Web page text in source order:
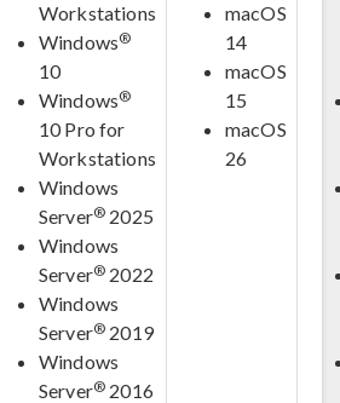
Workstations
Windows®
10
Windows®
10 Pro for
Workstations
Windows
Server® 2025
Windows
Server® 2022
Windows
Server® 2019
Windows
Server® 2016
macOS
14
macOS
15
macOS
26